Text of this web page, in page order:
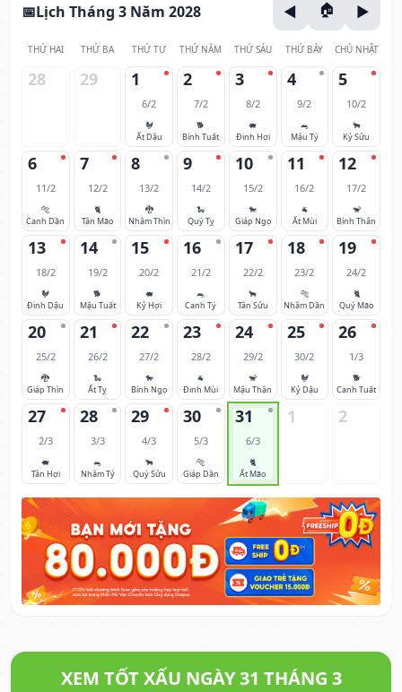
Lịch Tháng 3 Năm 2028
THỨ HAI THỨ BA THỨ TƯ THỨ NĂM THỨ SÁU THỨ BẢY CHỦ NHẬT
28 29 1
6/2
🐓
Ất Dậu
2
7/2
🐕
Bính Tuất
3
8/2
🐖
Đinh Hợi
4
9/2
🐀
Mậu Tý
5
10/2
🐂
Kỷ Sửu
6
11/2
🐅
Canh Dần
7
12/2
🐈
Tân Mão
8
13/2
🐉
Nhâm Thìn
9
14/2
🐍
Quý Tỵ
10
15/2
🐎
Giáp Ngọ
11
16/2
🐐
Ất Mùi
12
17/2
🐒
Bính Thân
13
18/2
🐓
Đinh Dậu
14
19/2
🐕
Mậu Tuất
15
20/2
🐖
Kỷ Hợi
16
21/2
🐀
Canh Tý
17
22/2
🐂
Tân Sửu
18
23/2
🐅
Nhâm Dần
19
24/2
🐈
Quý Mão
20
25/2
🐉
Giáp Thìn
21
26/2
🐍
Ất Tỵ
22
27/2
🐎
Bính Ngọ
23
28/2
🐐
Đinh Mùi
24
29/2
🐒
Mậu Thân
25
30/2
🐓
Kỷ Dậu
26
1/3
🐕
Canh Tuất
27
2/3
🐖
Tân Hợi
28
3/3
🐀
Nhâm Tý
29
4/3
🐂
Quý Sửu
30
5/3
🐅
Giáp Dần
31
6/3
🐈
Ất Mão
1 2
XEM TỐT XẤU NGÀY 31 THÁNG 3